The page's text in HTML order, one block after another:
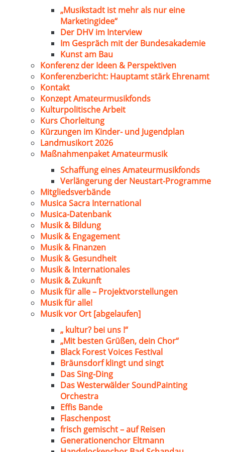
„Musikstadt ist mehr als nur eine
Marketingidee“
Der DHV im Interview
Im Gespräch mit der Bundesakademie
Kunst am Bau
Konferenz der Ideen & Perspektiven
Konferenzbericht: Hauptamt stärk Ehrenamt
Kontakt
Konzept Amateurmusikfonds
Kulturpolitische Arbeit
Kurs Chorleitung
Kürzungen im Kinder- und Jugendplan
Landmusikort 2026
Maßnahmenpaket Amateurmusik
Schaffung eines Amateurmusikfonds
Verlängerung der Neustart-Programme
Mitgliedsverbände
Musica Sacra International
Musica-Datenbank
Musik & Bildung
Musik & Engagement
Musik & Finanzen
Musik & Gesundheit
Musik & Internationales
Musik & Zukunft
Musik für alle – Projektvorstellungen
Musik für alle!
Musik vor Ort [abgelaufen]
„ kultur? bei uns !“
„Mit besten Grüßen, dein Chor“
Black Forest Voices Festival
Bräunsdorf klingt und singt
Das Sing-Ding
Das Westerwälder SoundPainting
Orchestra
Effis Bande
Flaschenpost
frisch gemischt – auf Reisen
Generationenchor Eltmann